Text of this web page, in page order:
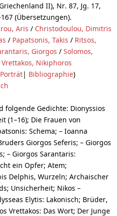
II), Nr. 87, Jg. 17,
(Übersetzungen).
Aris / Christodoulou, Dimitris
/ Papatsonis, Takis / Ritsos,
Giorgos / Solomos,
Vrettakos, Nikiphoros
Porträt| Bibliographie)
folgende Gedichte: Dionyssios
(1–16); Die Frauen von
Schema; – Ioanna
Giorgos Seferis; – Giorgos
– Giorgos Sarantaris:
ein Opfer; Atem;
Delphis, Wurzeln; Archaischer
Unsicherheit; Nikos –
Elytis: Lakonisch; Brüder,
Vrettakos: Das Wort; Der Junge